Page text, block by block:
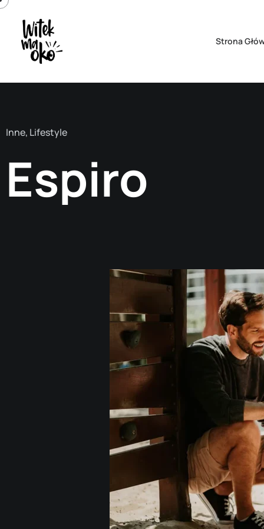
Strona
Inne, Lifestyle
Espiro